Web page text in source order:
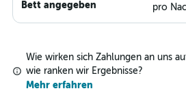
Bett angegeben pro
Wie wirken sich Zahlungen an uns
wie ranken wir Ergebnisse?
Mehr erfahren